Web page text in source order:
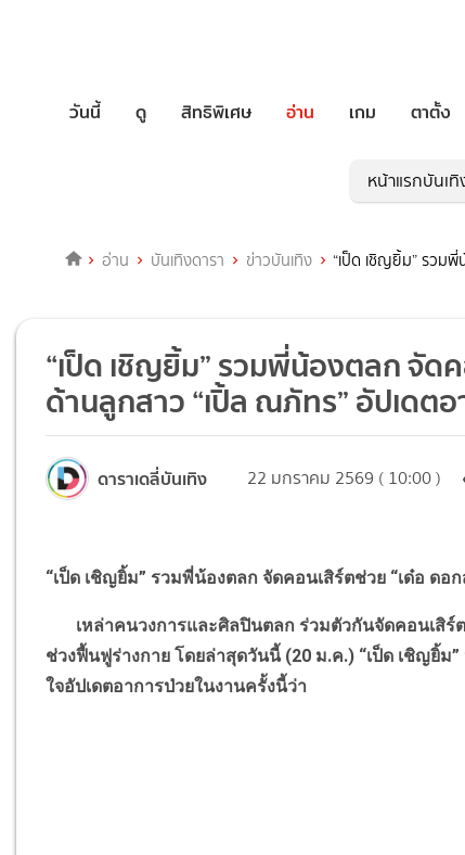
วันนี้ ดู สิทธิพิเศษ อ่าน เกม ตาตั้ง
หน้าแรกบันเทิ
อ่าน บันเทิงดารา ข่าวบันเทิง “เป็ด เชิญยิ้ม” รวม
“เป็ด เชิญยิ้ม” รวมพี่น้องตลก จัด
ด้านลูกสาว “เปิ้ล ณภัทร” อัปเด
ดาราเดลี่บันเทิง 22 มกราคม 2569 ( 10:00 )
“เป็ด เชิญยิ้ม” รวมพี่น้องตลก จัดคอนเสิร์ตช่วย “เด๋อ ดอ
เหล่าคนวงการและศิลปินตลก ร่วมตัวกันจัดคอนเสิร์ต
ช่วงฟื้นฟูร่างกาย โดยล่าสุดวันนี้ (20 ม.ค.) “เป็ด เชิญยิ้ม”
ใจอัปเดตอาการป่วยในงานครั้งนี้ว่า